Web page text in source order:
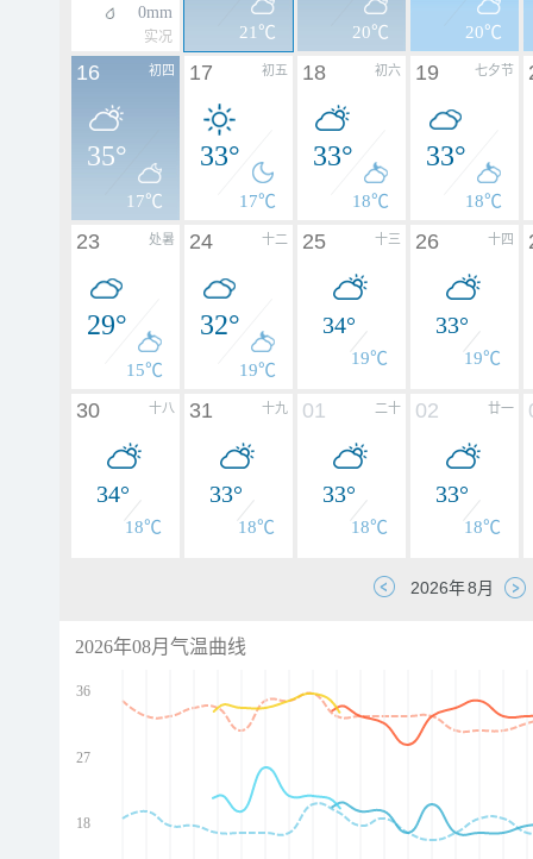
0mm
实况 21℃ 20℃ 20℃
初四
16
35°
17℃
初五
17
33°
17℃
初六
18
33°
18℃
七夕节
19
33°
18℃
处暑
23
29°
15℃
十二
24
32°
19℃
十三
25
34°
19℃
十四
26
33°
19℃
十八
30
34°
18℃
十九
31
33°
18℃
二十
01
33°
18℃
廿一
02
33°
18℃
2026年08月气温曲线
36
27
18